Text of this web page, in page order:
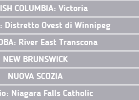
COLUMBIA: Victoria
Distretto Ovest di Winnipeg
River East Transcona
NEW BRUNSWICK
NUOVA SCOZIA
Niagara Falls Catholic